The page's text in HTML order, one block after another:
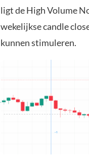
ligt de High Volume
wekelijkse candle
kunnen stimuleren.